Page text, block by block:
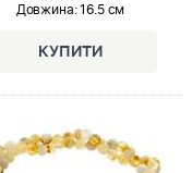
Довжина:16.5 см